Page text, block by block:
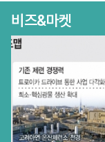
비즈&마켓